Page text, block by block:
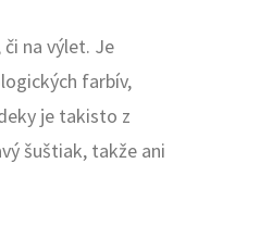
na výlet. Je
farbív,
je takisto z
šuštiak, takže ani